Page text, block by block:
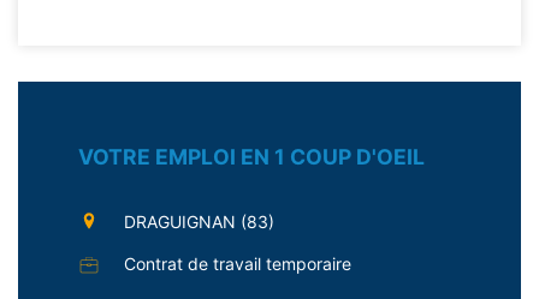
VOTRE EMPLOI EN 1 COUP D'OEIL
DRAGUIGNAN (83)
Contrat de travail temporaire